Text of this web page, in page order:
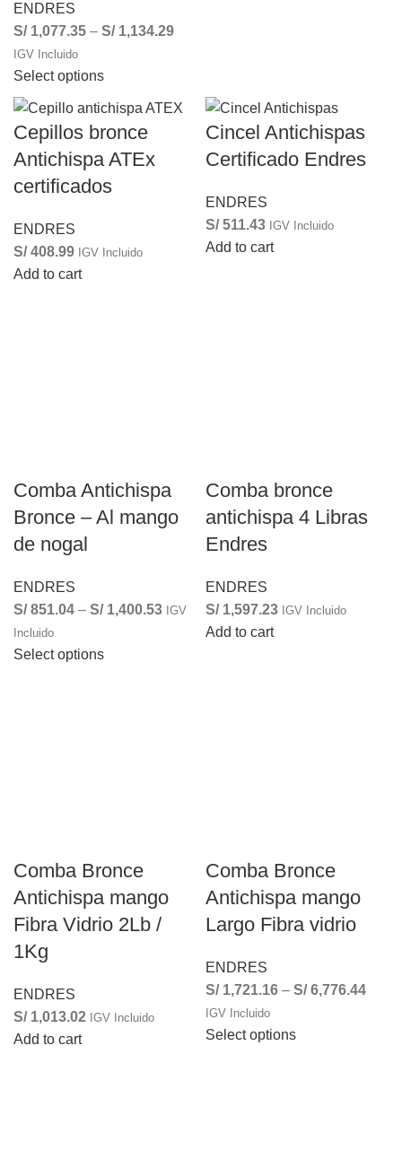
ENDRES
S/1,077.35 – S/1,134.29
IGV Incluido
Select options
Cepillos bronce
Antichispa ATEx
certificados
ENDRES
S/408.99 IGV Incluido
Add to cart
Cincel Antichispas
Certificado Endres
ENDRES
S/511.43 IGV Incluido
Add to cart
Comba Antichispa
Bronce – Al mango
de nogal
ENDRES
S/851.04 – S/1,400.53 IGV
Incluido
Select options
Comba bronce
antichispa 4 Libras
Endres
ENDRES
S/1,597.23 IGV Incluido
Add to cart
Comba Bronce
Antichispa mango
Fibra Vidrio 2Lb /
1Kg
ENDRES
S/1,013.02 IGV Incluido
Add to cart
Comba Bronce
Antichispa mango
Largo Fibra vidrio
ENDRES
S/1,721.16 – S/6,776.44
IGV Incluido
Select options